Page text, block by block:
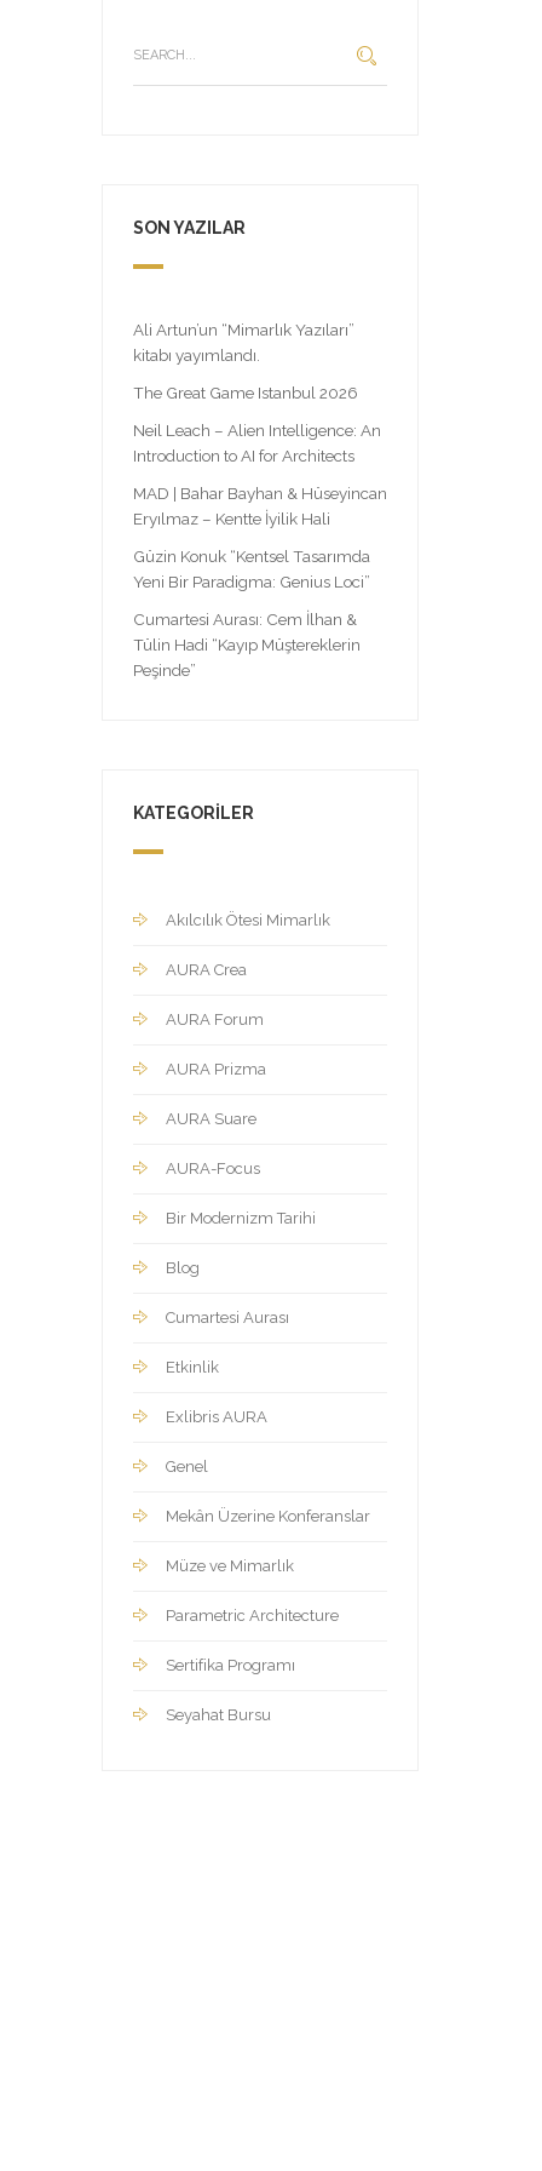
SON YAZILAR
Ali Artun’un “Mimarlık Yazıları”
kitabı yayımlandı.
The Great Game Istanbul 2026
Neil Leach – Alien Intelligence: An
Introduction to AI for Architects
MAD | Bahar Bayhan & Hüseyincan
Eryılmaz – Kentte İyilik Hali
Güzin Konuk “Kentsel Tasarımda
Yeni Bir Paradigma: Genius Loci”
Cumartesi Aurası: Cem İlhan &
Tülin Hadi “Kayıp Müştereklerin
Peşinde”
KATEGORILER
Akılcılık Ötesi Mimarlık
AURA Crea
AURA Forum
AURA Prizma
AURA Suare
AURA-Focus
Bir Modernizm Tarihi
Blog
Cumartesi Aurası
Etkinlik
Exlibris AURA
Genel
Mekân Üzerine Konferanslar
Müze ve Mimarlık
Parametric Architecture
Sertifika Programı
Seyahat Bursu